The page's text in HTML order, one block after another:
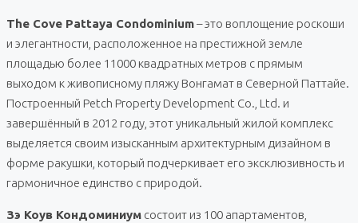
The Cove Pattaya Condominium– это воплощение роскоши
и элегантности, расположенное на престижной земле
площадью более 11000 квадратных метров с прямым
выходом к живописному пляжу Вонгамат в Северной Паттайе.
Построенный Petch Property Development Co., Ltd. и
завершённый в 2012 году, этот уникальный жилой комплекс
выделяется своим изысканным архитектурным дизайном в
форме ракушки, который подчеркивает его эксклюзивность и
гармоничное единство с природой.
Зэ Коув Кондоминиум состоит из 100 апартаментов,